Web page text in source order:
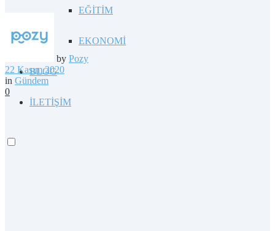
EĞİTİM
EKONOMİ
BLOG
İLETİŞİM
by Pozy
22 Kasım 2020
in Gündem
0